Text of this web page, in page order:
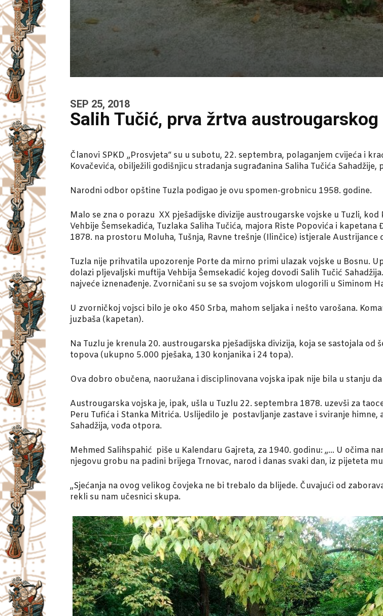
SEP 25, 2018
Salih Tučić, prva žrtva
Članovi SPKD „Prosvjeta“ su u subotu, 22. septembra, polaganjem cvijeća i
Kovačevića, obilježili godišnjicu stradanja sugrađanina Saliha Tučića
Narodni odbor opštine Tuzla podigao je ovu spomen-grobnicu 1958. godine.
Malo se zna o porazu XX pješadijske divizije austrougarske vojske u Tuzli,
Vehbije Šemsekadića, Tuzlaka Saliha Tučića, majora Riste Popovića i
1878. na prostoru Moluha, Tušnja, Ravne trešnje (Ilinčice) istjerale Austrijance
Tuzla nije prihvatila upozorenje Porte da mirno primi ulazak vojske u Bosnu.
dolazi pljevaljski muftija Vehbija Šemsekadić kojeg dovodi Salih Tučić
najveće iznenađenje. Zvorničani su se sa svojom vojskom ulogorili u Siminom
U zvorničkoj vojsci bilo je oko 450 Srba, mahom seljaka i nešto varošana.
juzbaša (kapetan).
Na Tuzlu je krenula 20. austrougarska pješadijska divizija, koja se sastojala
topova (ukupno 5.000 pješaka, 130 konjanika i 24 topa).
Ova dobro obučena, naoružana i disciplinovana vojska ipak nije bila u stanju
Austrougarska vojska je, ipak, ušla u Tuzlu 22. septembra 1878. uzevši za
Peru Tufića i Stanka Mitrića. Uslijedilo je postavljanje zastave i sviranje himne,
Sahadžija, vođa otpora.
Mehmed Salihspahić piše u Kalendaru Gajreta, za 1940. godinu: „… U očima
njegovu grobu na padini brijega Trnovac, narod i danas svaki dan, iz pijeteta
„Sjećanja na ovog velikog čovjeka ne bi trebalo da blijede. Čuvajući od
rekli su nam učesnici skupa.